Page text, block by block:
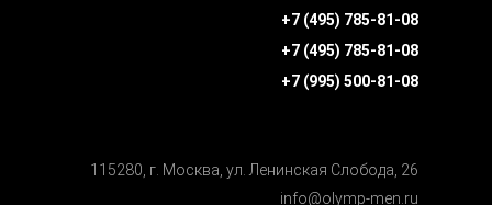
+7 (495) 785-81-08
+7 (495) 785-81-08
+7 (995) 500-81-08
115280, г. Москва, ул. Ленинская Cлобода, 26
info@olymp-men.ru